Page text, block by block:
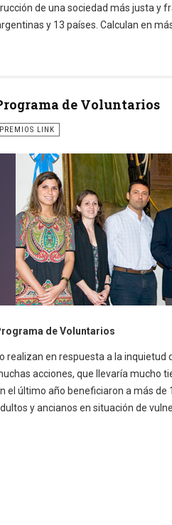
de una sociedad más justa y
y 13 países. Calculan en
de Voluntarios
PREMIOS LINK
de Voluntarios
Lo realizan en respuesta a la inquietud
acciones, que llevaría mucho
el último año beneficiaron a más de
y ancianos en situación de